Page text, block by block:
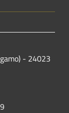
- 24023